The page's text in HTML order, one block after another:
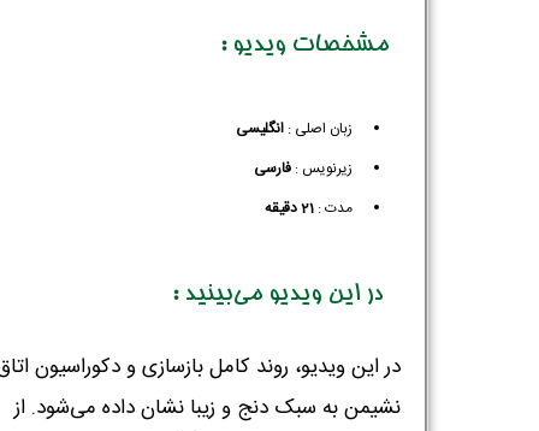
مشخصات ویدیو :
زبان اصلی : انگلیسی
زیرنویس :‌ فارسی
مدت : 21 دقیقه
در این ویدیو می‌بینید :
در این ویدیو، روند کامل بازسازی و دکوراسیون
نشیمن به سبک دنج و زیبا نشان داده می‌شود. از